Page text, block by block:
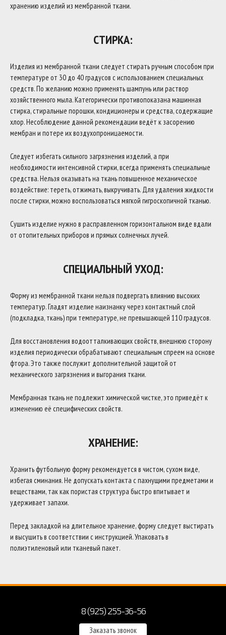
хранению изделий из мембранной ткани.
СТИРКА:
Изделия из мембранной ткани следует стирать ручным способом при
температуре от 30 до 40 градусов с использованием специальных
средств. По желанию можно применять шампунь или раствор
хозяйственного мыла. Категорически противопоказана машинная
стирка, стиральные порошки, кондиционеры и средства, содержащие
хлор. Несоблюдение данной рекомендации ведёт к засорению
мембран и потере их воздухопроницаемости.
Следует избегать сильного загрязнения изделий, а при
необходимости интенсивной стирки, всегда применять специальные
средства. Нельзя оказывать на ткань повышенное механическое
воздействие: тереть, отжимать, выкручивать. Для удаления жидкости
после стирки, можно воспользоваться мягкой гигроскопичной тканью.
Сушить изделие нужно в расправленном горизонтальном виде вдали
от отопительных приборов и прямых солнечных лучей.
СПЕЦИАЛЬНЫЙ УХОД:
Форму из мембранной ткани нельзя подвергать влиянию высоких
температур. Гладят изделие наизнанку через контактный слой
(подкладка, ткань) при температуре, не превышающей 110 градусов.
Для восстановления водоотталкивающих свойств, внешнюю сторону
изделия периодически обрабатывают специальным спреем на основе
фтора. Это также послужит дополнительной защитой от
механического загрязнения и выгорания ткани.
Мембранная ткань не подлежит химической чистке, это приведёт к
изменению её специфических свойств.
ХРАНЕНИЕ:
Хранить футбольную форму рекомендуется в чистом, сухом виде,
избегая сминания. Не допускать контакта с пахнущими предметами и
веществами, так как пористая структура быстро впитывает и
удерживает запахи.
Перед закладкой на длительное хранение, форму следует выстирать
и высушить в соответствии с инструкцией. Упаковать в
полиэтиленовый или тканевый пакет.
8 (925) 255-36-56
Заказать звонок